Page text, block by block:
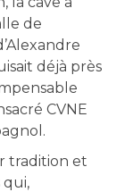
de
déjà près
CVNE
tradition et
qui,